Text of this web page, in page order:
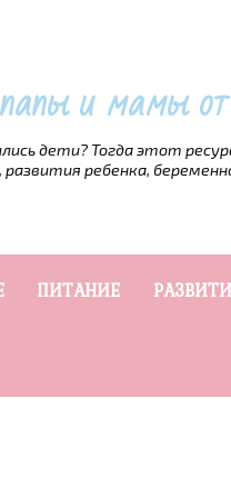
папы и мамы
дети? Тогда этот
развития ребенка,
ПИТАНИЕ